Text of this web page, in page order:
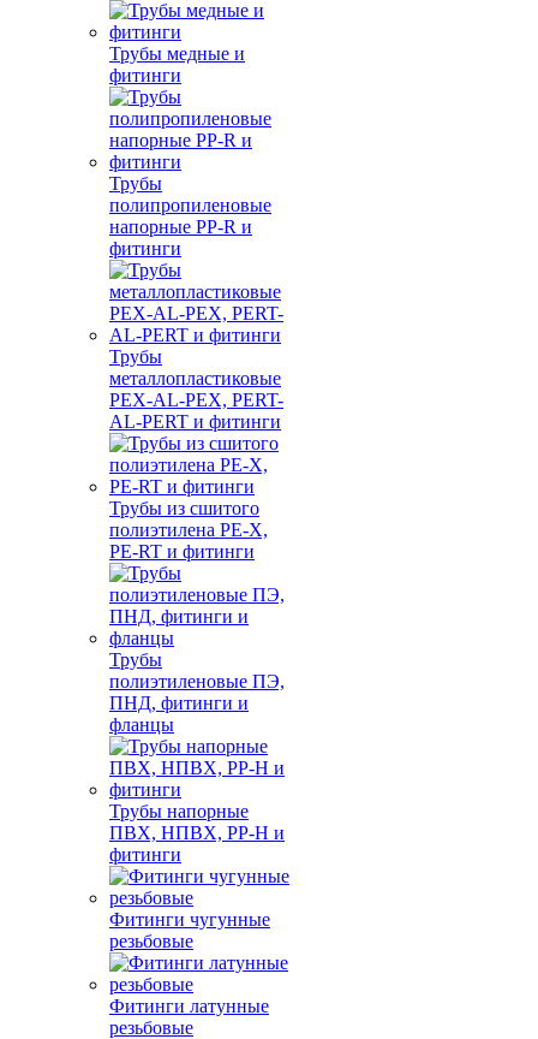
Трубы медные и
фитинги
Трубы
полипропиленовые
напорные PP-R и
фитинги
Трубы
металлопластиковые
PEX-AL-PEX, PERT-
AL-PERT и фитинги
Трубы из сшитого
полиэтилена PE-X,
PE-RT и фитинги
Трубы
полиэтиленовые ПЭ,
ПНД, фитинги и
фланцы
Трубы напорные
ПВХ, НПВХ, PP-H и
фитинги
Фитинги чугунные
резьбовые
Фитинги латунные
резьбовые